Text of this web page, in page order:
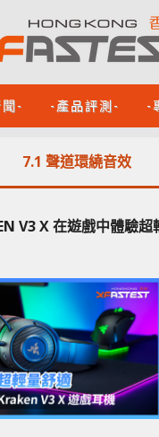
- -產品評測- -
7.1 聲道環繞音效
V3 X 在遊戲中體驗超